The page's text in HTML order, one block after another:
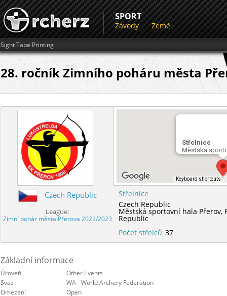
SPORT
Závody Země
Sight Tape Printing
28. ročník Zimního poháru města
Střelnice
Městská
Keyboard shortcuts
Czech Republic
League:
Zimní pohár města Přerova 2022/2023
Střelnice
Czech Republic
Městská sportovní hala Přerov,
Republic
Počet střelců 37
Základní informace
Úroveň
Other Events
Svaz
WA - World Archery Federation
Omezení
Open